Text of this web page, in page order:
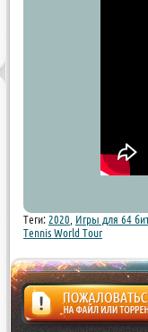
Теги: 2020 Игры для 64
Tennis World Tour